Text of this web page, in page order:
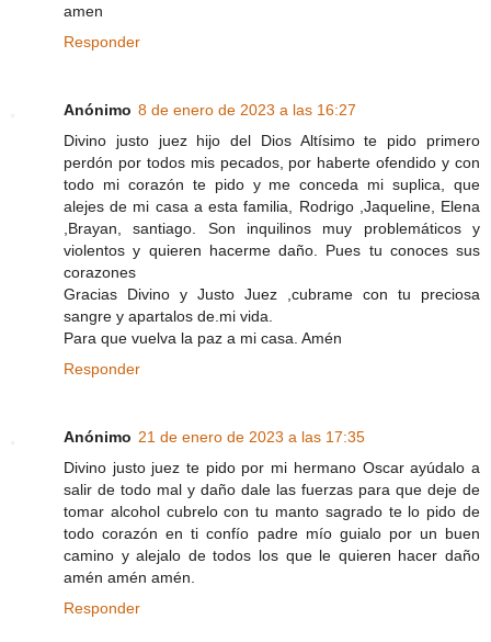
amen
Responder
Anónimo 8 de enero de 2023 a las 16:27
Divino justo juez hijo del Dios Altísimo te pido primero
perdón por todos mis pecados, por haberte ofendido y con
todo mi corazón te pido y me conceda mi suplica, que
alejes de mi casa a esta familia, Rodrigo ,Jaqueline, Elena
,Brayan, santiago. Son inquilinos muy problemáticos y
violentos y quieren hacerme daño. Pues tu conoces sus
corazones
Gracias Divino y Justo Juez ,cubrame con tu preciosa
sangre y apartalos de.mi vida.
Para que vuelva la paz a mi casa. Amén
Responder
Anónimo 21 de enero de 2023 a las 17:35
Divino justo juez te pido por mi hermano Oscar ayúdalo a
salir de todo mal y daño dale las fuerzas para que deje de
tomar alcohol cubrelo con tu manto sagrado te lo pido de
todo corazón en ti confío padre mío guialo por un buen
camino y alejalo de todos los que le quieren hacer daño
amén amén amén.
Responder